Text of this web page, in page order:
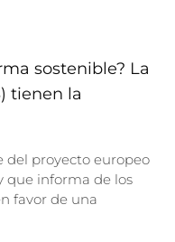
sostenible? La
tienen la
proyecto europeo
que informa de los
favor de una